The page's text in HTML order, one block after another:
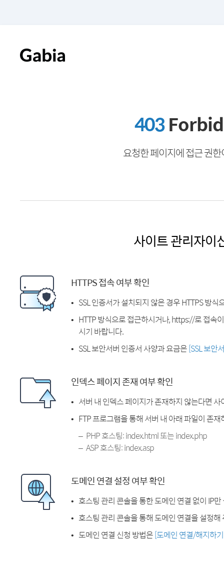
403
요청한 페이지에 접근 권
사이트 관리자이
HTTPS 접속 여부 확인
SSL 인증서가 설치되지 않은 경우 HTTPS 방식
HTTP 방식으로 접근하시거나, https://로 접속
시기 바랍니다.
SSL 보안서버 인증서 사양과 요금은[SSL 보안
인덱스 페이지 존재 여부 확인
서버 내 인덱스 페이지가 존재하지 않는다면
FTP 프로그램을 통해 서버 내 아래 파일이 존
PHP 호스팅: index.html 또는 index.php
ASP 호스팅: index.asp
도메인 연결 설정 여부 확인
호스팅 관리 콘솔을 통한 도메인 연결 없이 IP
호스팅 관리 콘솔을 통해 도메인 연결을 설정해
도메인 연결 신청 방법은[도메인 연결/해지하